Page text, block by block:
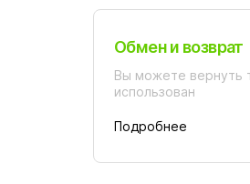
Обмен и возврат
Вы можете вернуть
использован
Подробнее